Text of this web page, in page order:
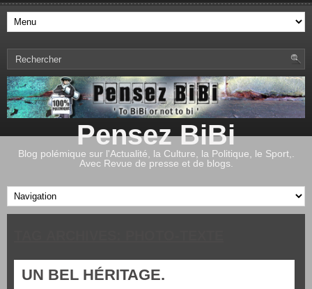
Pensez BiBi
Blog polémique sur l'Actualité, la Culture, la Politique, le Sport,.
Avec Revue de presse et de blogs.
UN BEL HÉRITAGE.